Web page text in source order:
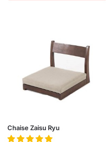
Chaise Zaisu Ryu